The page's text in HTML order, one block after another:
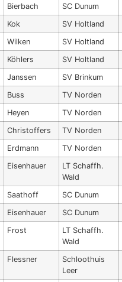
Bierbach
SC Dunum
Kok
SV Holtland
Wilken
SV Holtland
Köhlers
SV Holtland
Janssen
SV Brinkum
Buss
TV Norden
Heyen
TV Norden
Christoffers
TV Norden
Erdmann
TV Norden
Eisenhauer
LT Schaffh.
Wald
Saathoff
SC Dunum
Eisenhauer
SC Dunum
Frost
LT Schaffh.
Wald
Flessner
Schloothuis
Leer